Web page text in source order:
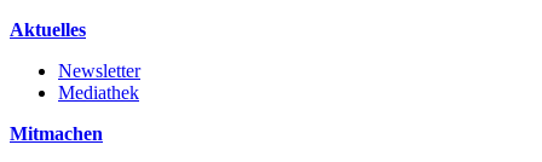
Aktuelles
Newsletter
Mediathek
Mitmachen